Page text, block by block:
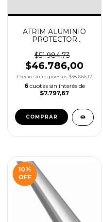
ATRIM ALUMINIO
PROTECTOR
X2.5M COD.1996
$51.984,73
$46.786,00
Precio sin impuestos $38.666,12
6 cuotas sin interés de
$7.797,67
10%
OFF